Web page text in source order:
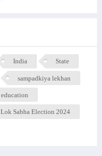
India State
sampadkiya lekhan
education
Lok Sabha Election 2024